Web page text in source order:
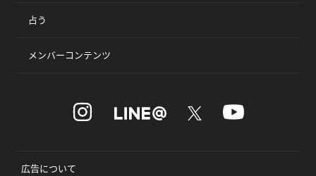
占う
メンバーコンテンツ
広告について